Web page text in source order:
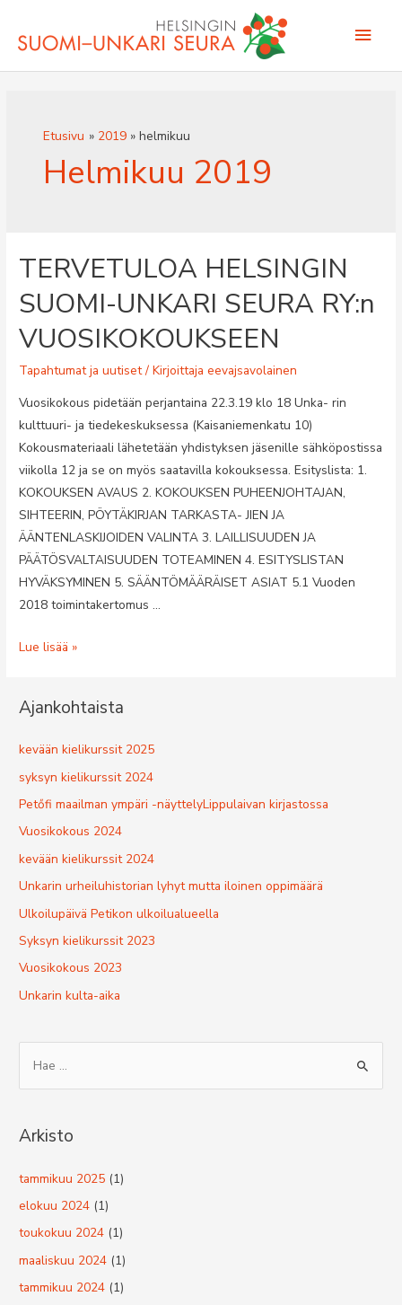
sisältöön
Etusivu 2019 helmikuu
Helmikuu 2019
TERVETULOA HELSINGIN
SUOMI-UNKARI SEURA RY:n
VUOSIKOKOUKSEEN
Tapahtumat ja uutiset/ Kirjoittajaeevajsavolainen
Vuosikokous pidetään perjantaina 22.3.19 klo 18 Unka- rin
kulttuuri- ja tiedekeskuksessa (Kaisaniemenkatu 10)
Kokousmateriaali lähetetään yhdistyksen jäsenille sähköpostissa
viikolla 12 ja se on myös saatavilla kokouksessa. Esityslista: 1.
KOKOUKSEN AVAUS 2. KOKOUKSEN PUHEENJOHTAJAN,
SIHTEERIN, PÖYTÄKIRJAN TARKASTA- JIEN JA
ÄÄNTENLASKIJOIDEN VALINTA 3. LAILLISUUDEN JA
PÄÄTÖSVALTAISUUDEN TOTEAMINEN 4. ESITYSLISTAN
HYVÄKSYMINEN 5. SÄÄNTÖMÄÄRÄISET ASIAT 5.1 Vuoden
2018 toimintakertomus …
TERVETULOA
UNKARI
RY:n
VUOSIKOKOUKSEEN
Lue lisää »
Ajankohtaista
kevään kielikurssit 2025
syksyn kielikurssit 2024
Petőfi maailman ympäri -näyttelyLippulaivan kirjastossa
Vuosikokous 2024
kevään kielikurssit 2024
Unkarin urheiluhistorian lyhyt mutta iloinen oppimäärä
Ulkoilupäivä Petikon ulkoilualueella
Syksyn kielikurssit 2023
Vuosikokous 2023
Unkarin kulta-aika
h
Arkisto
tammikuu 2025 (1)
elokuu 2024 (1)
toukokuu 2024 (1)
maaliskuu 2024 (1)
tammikuu 2024 (1)